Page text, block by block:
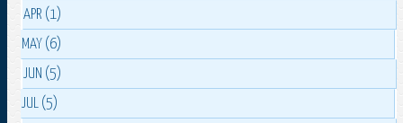
APR (1)
MAY (6)
JUN (5)
JUL (5)